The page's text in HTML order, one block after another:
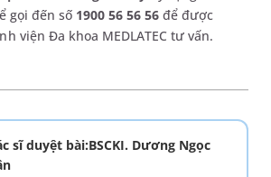
gọi đến số 1900 56 56 56 để được
viện Đa khoa MEDLATEC tư vấn.
sĩ duyệt bài:BSCKI. Dương Ngọc